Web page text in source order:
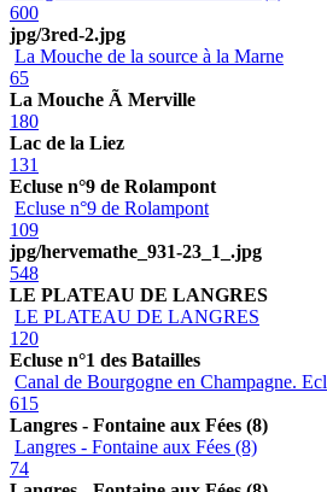
600
jpg/3red-2.jpg
La Mouche de la source à la Marne
65
La Mouche Ã Merville
180
Lac de la Liez
131
Ecluse n°9 de Rolampont
Ecluse n°9 de Rolampont
109
jpg/hervemathe_931-23_1_.jpg
548
LE PLATEAU DE LANGRES
LE PLATEAU DE LANGRES
120
Ecluse n°1 des Batailles
Canal de Bourgogne en Champagne.
615
Langres - Fontaine aux Fées (8)
Langres - Fontaine aux Fées (8)
74